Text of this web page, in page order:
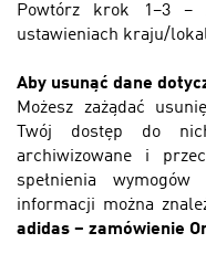
Powtórz krok 1–3 –
ustawieniach kraju/
Aby usunąć dane
Możesz zażądać
Twój dostęp do
archiwizowane i
spełnienia
informacji można
adidas – zamówienie